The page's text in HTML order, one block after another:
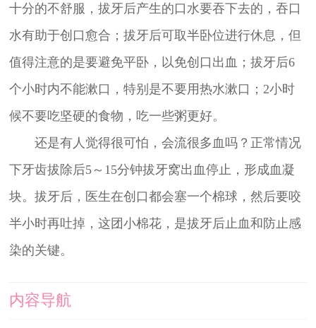
十分的不舒服，拔牙后产生的口水要吞下去的，吞口
水有助于创口愈合；拔牙后可取半卧位进行休息，但
值得注意的是要避免平卧，以免创口出血；拔牙后6
个小时内不能漱口，特别是不要用热水漱口；2小时
候不要吃坚硬的食物，吃一些粥更好。
还是有人觉得很可怕，会流很多血吗？正常情况
下牙齿拔除后5～15分钟拔牙窝出血停止，形成血凝
块。拔牙后，医生在创口都会塞一个棉球，然后要咬
半小时再吐掉，这团小棉花，是拔牙后止血和防止感
染的关键。
内容导航